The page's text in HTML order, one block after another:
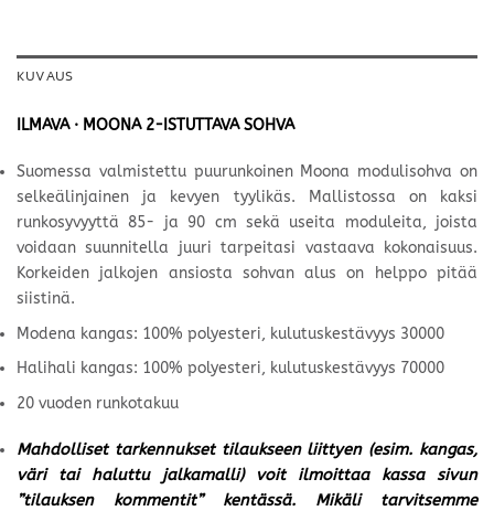
KUVAUS
ILMAVA · MOONA 2-ISTUTTAVA SOHVA
Suomessa valmistettu puurunkoinen Moona modulisohva on
selkeälinjainen ja kevyen tyylikäs. Mallistossa on kaksi
runkosyvyyttä 85- ja 90 cm sekä useita moduleita, joista
voidaan suunnitella juuri tarpeitasi vastaava kokonaisuus.
Korkeiden jalkojen ansiosta sohvan alus on helppo pitää
siistinä.
Modena kangas: 100% polyesteri, kulutuskestävyys 30000
Halihali kangas: 100% polyesteri, kulutuskestävyys 70000
20 vuoden runkotakuu
Mahdolliset tarkennukset tilaukseen liittyen (esim. kangas,
väri tai haluttu jalkamalli) voit ilmoittaa kassa sivun
”tilauksen kommentit” kentässä. Mikäli tarvitsemme